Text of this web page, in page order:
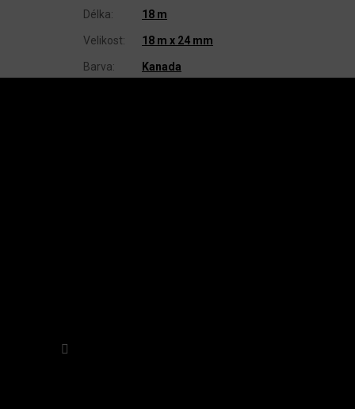
Délka: 18 m
Velikost: 18 m x 24 mm
Barva: Kanada
Z